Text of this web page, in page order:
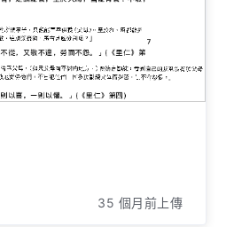
35 個月前上傳